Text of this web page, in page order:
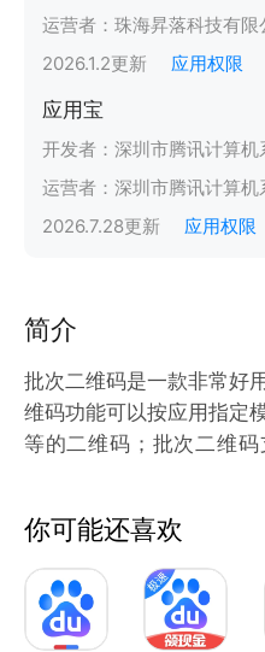
运营者： 珠海昇落科技有限
2026.1.2更新 应用权限
应用宝
开发者： 深圳市腾讯计算机
运营者： 深圳市腾讯计算机
2026.7.28更新 应用权限
简介
批次二维码是一款非常好
维码功能可以按应用指定
等的二维码；批次二维
你可能还喜欢